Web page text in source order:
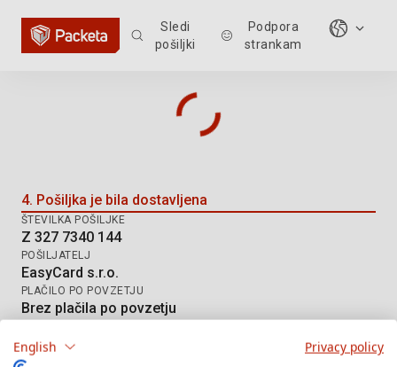
Sledi
pošiljki
Podpora
strankam
Sledenje pošiljki: Z 327 7340 144
4. Pošiljka je bila dostavljena
ŠTEVILKA POŠILJKE
Z 327 7340 144
POŠILJATELJ
EasyCard s.r.o.
PLAČILO PO POVZETJU
Brez plačila po povzetju
AT DPD HD
English Privacy policy